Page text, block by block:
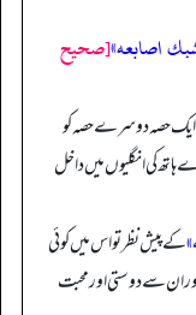
اصابعه»[صحيح
حصہ دوسرے حصہ کو
کی انگلیوں میں داخل
کے پیش نظر تو اس میں کوئی
ان سے دوستی اور محبت